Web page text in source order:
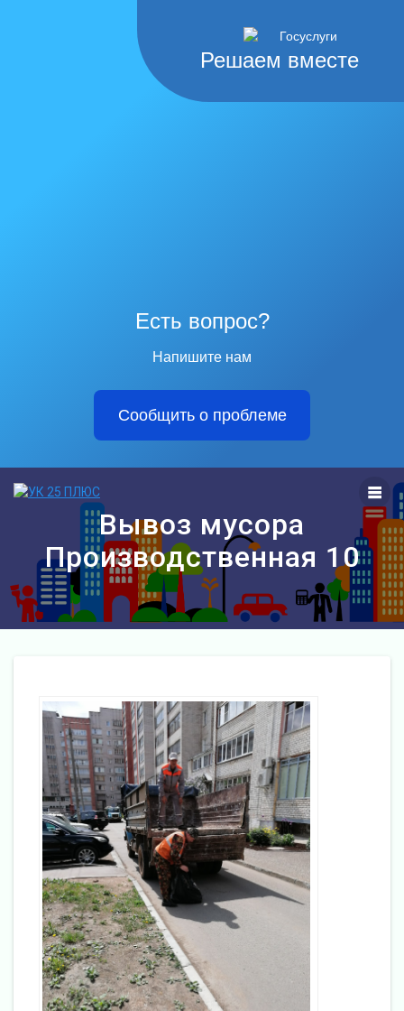
Решаем вместе
Есть вопрос?
Напишите нам
Сообщить о проблеме
Вывоз мусора
Производственная 10